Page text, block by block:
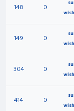
0
148
0
149
0
304
0
414